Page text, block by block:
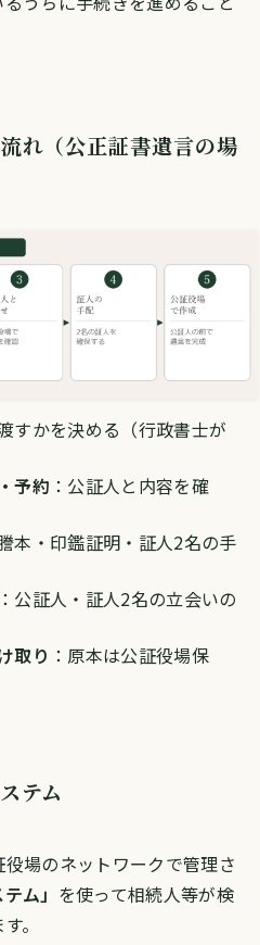
れ（公正証書遺言の場
すかを決める（行政書士が
予約 ：公証人と内容を確
本・印鑑証明・証人2名の手
：公証人・証人2名の立会いの
取り ：原本は公証役場保
テム
場のネットワークで管理さ
ム」 を使って相続人等が検
。